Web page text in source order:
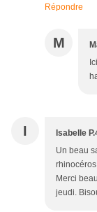
Répondre
M
I Isabelle
Un beau
Merci
jeudi.